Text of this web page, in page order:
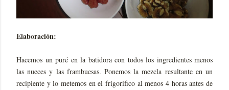
Elaboración:
Hacemos un puré en la batidora con todos los ingredientes menos
las nueces y las frambuesas. Ponemos la mezcla resultante en un
recipiente y lo metemos en el frigorífico al menos 4 horas antes de